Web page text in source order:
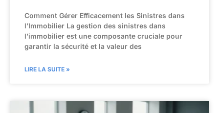
Comment Gérer Efficacement les Sinistres dans
l’Immobilier La gestion des sinistres dans
l’immobilier est une composante cruciale pour
garantir la sécurité et la valeur des
LIRE LA SUITE »